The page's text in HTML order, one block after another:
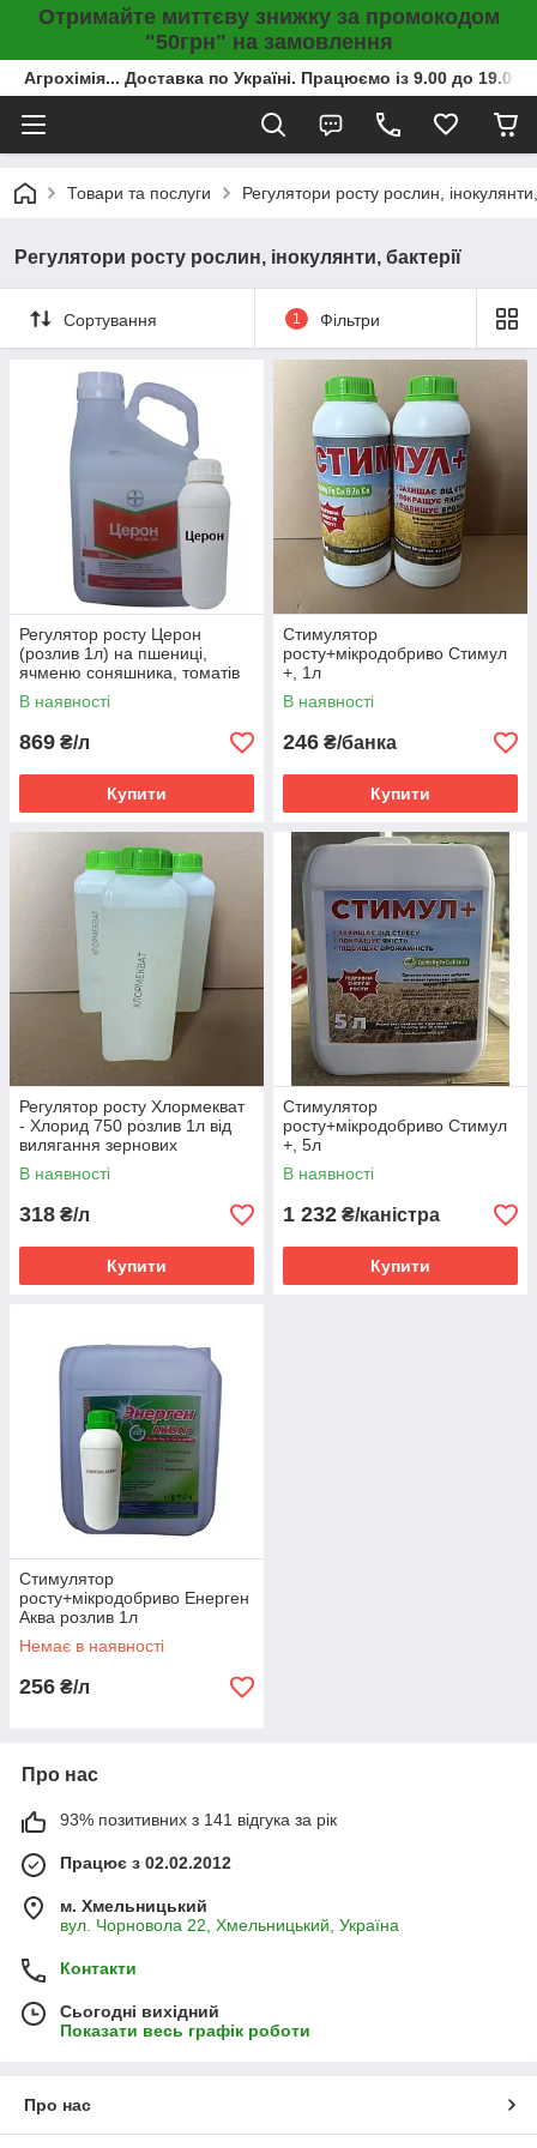
Отримайте миттєву знижку за промокодом
"50грн" на замовлення
Агрохімія... Доставка по Україні. Працюємо із 9.00 до
Товари та послуги Регулятори росту рослин, інокулянти,
Регулятори росту рослин, інокулянти, бактерії
Сортування 1 Фільтри
Регулятор росту Церон
(розлив 1л) на пшениці,
ячменю соняшника, томатів
(дозрівання)
В наявності
869 ₴/л
Купити
Стимулятор
росту+мікродобриво Стимул
+, 1л
В наявності
246 ₴/банка
Купити
Регулятор росту Хлормекват
- Хлорид 750 розлив 1л від
вилягання зернових
колосових (пшениця, ячмінь)
В наявності
318 ₴/л
Купити
Стимулятор
росту+мікродобриво Стимул
+, 5л
В наявності
1 232 ₴/каністра
Купити
Стимулятор
росту+мікродобриво Енерген
Аква розлив 1л
Немає в наявності
256 ₴/л
Про нас
93% позитивних з 141 відгука за рік
Працює з 02.02.2012
м. Хмельницький
вул. Чорновола 22, Хмельницький, Україна
Контакти
Сьогодні вихідний
Показати весь графік роботи
Про нас